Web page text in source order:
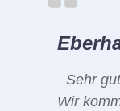
Sehr
Wir